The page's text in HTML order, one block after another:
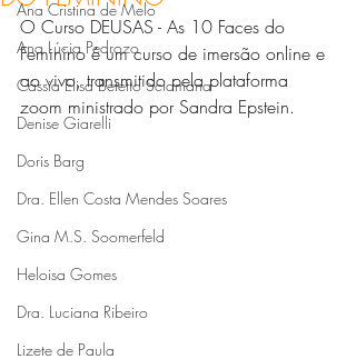
Ana Cristina de Melo
Ana Lúcia Pedrozo
Cássia Elisa Betetto Sciamana
Denise Giarelli
Doris Barg
Dra. Ellen Costa Mendes Soares
Gina M.S. Soomerfeld
Heloisa Gomes
Dra. Luciana Ribeiro
Lizete de Paula
O Curso DEUSAS - As 10 Faces do
Feminino é um curso de imersão online e
ao vivo, transmitido pela plataforma
zoom ministrado por Sandra Epstein.